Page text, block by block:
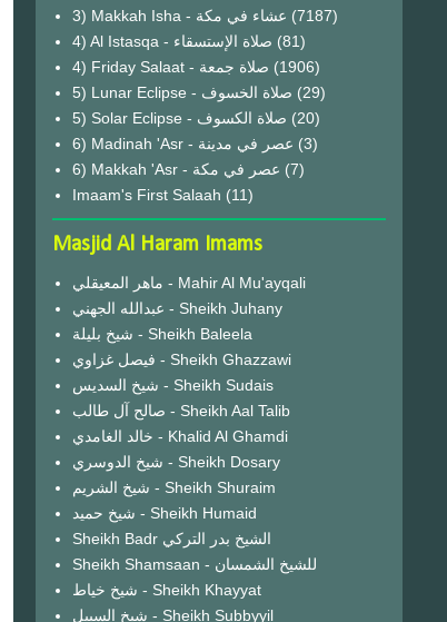
3) Makkah Isha - عشاء في مكة (7187)
4) Al Istasqa - صلاة الإستسقاء (81)
4) Friday Salaat - صلاة جمعة (1906)
5) Lunar Eclipse - صلاة الخسوف (29)
(20)
6) Madinah 'Asr - عصر في مدينة (3)
6) Makkah 'Asr - عصر في مكة (7)
Imaam's First Salaah (11)
Masjid Al Haram Imams
ماهر المعيقلي - Mahir Al Mu'ayqali
عبدالله الجهني - Sheikh Juhany
شيخ بليلة - Sheikh Baleela
فيصل غزاوي - Sheikh Ghazzawi
شيخ السديس - Sheikh Sudais
صالح آل طالب - Sheikh Aal Talib
خالد الغامدي - Khalid Al Ghamdi
شيخ الدوسري - Sheikh Dosary
شيخ الشريم - Sheikh Shuraim
شيخ حميد - Sheikh Humaid
Sheikh Badr الشيخ بدر التركي
Sheikh Shamsaan - للشيخ الشمسان
شيخ خياط - Sheikh Khayyat
شيخ السبيل - Sheikh Subbyyil